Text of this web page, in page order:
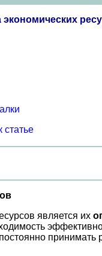
статье
является их